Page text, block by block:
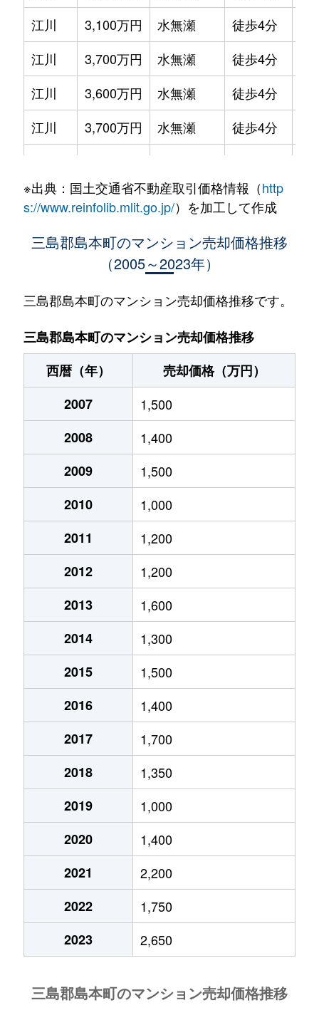
江川
3,100万円 水無瀬 徒歩4分
江川
3,700万円 水無瀬 徒歩4分
江川
3,600万円 水無瀬 徒歩4分
江川
3,700万円 水無瀬 徒歩4分
高浜
3,700万円 水無瀬 徒歩6分
2,900万円 島本
広瀬
1,800万円 水無瀬 徒歩3分
水無瀬
1,500万円 水無瀬 徒歩5分
水無瀬
3,200万円 水無瀬 徒歩6分
水無瀬
1,200万円 水無瀬
水無瀬
2,300万円 水無瀬
水無瀬
1,000万円 水無瀬
水無瀬
2,700万円 水無瀬
2,100万円 山崎(京都)
2,000万円 山崎(京都)
若山台
360万円 島本
若山台
220万円 島本
※出典：国土交通省不動産取引価格情報（http
s://www.reinfolib.mlit.go.jp/）を加工して作成
三島郡島本町のマンション売却価格推移
（2005～2023年）
三島郡島本町のマンション売却価格推移です。
三島郡島本町のマンション売却価格推移
西暦（年）
売却価格（万円）
2007
1,500
2008
1,400
2009
1,500
2010
1,000
2011
1,200
2012
1,200
2013
1,600
2014
1,300
2015
1,500
2016
1,400
2017
1,700
2018
1,350
2019
1,000
2020
1,400
2021
2,200
2022
1,750
2023
2,650